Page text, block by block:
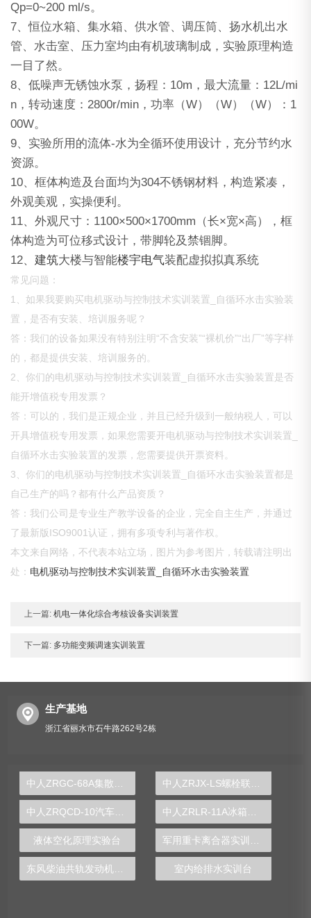
Qp=0~200 ml/s。
7、恒位水箱、集水箱、供水管、调压筒、扬水机出水
管、水击室、压力室均由有机玻璃制成，实验原理构造
一目了然。
8、低噪声无锈蚀水泵，扬程：10m，最大流量：12L/mi
n，转动速度：2800r/min，功率（W）（W）（W）：1
00W。
9、实验所用的流体-水为全循环使用设计，充分节约水
资源。
10、框体构造及台面均为304不锈钢材料，构造紧凑，
外观美观，实操便利。
11、外观尺寸：1100×500×1700mm（长×宽×高），框
体构造为可位移式设计，带脚轮及禁锢脚。
12、建筑大楼与智能楼宇电气装配虚拟拟真系统
常见问题：
1、如果我要购买电机驱动与控制技术实训装置_自循环水击实验装
置，是否有安装、培训服务呢？
答：我们的设备如果没有特别注明“不含安装”“裸机价”“出厂”等字样
的，都是提供安装、培训服务的。
2、你们的电机驱动与控制技术实训装置_自循环水击实验装置是否
能开增值税专用发票？
答：可以的，我们是正规企业，并且已经升级到一般纳税人，可以
开具增值税专用发票，如果您需要开电机驱动与控制技术实训装置_
自循环水击实验装置的发票，您需要提供开票资料。
3、你们的电机驱动与控制技术实训装置_自循环水击实验装置都是
自己生产的吗？都有什么产品资质？
答：我们公司是专业生产教学设备的企业，完全自主生产，并通过
了最新版ISO9001认证，拥有多项专利与著作权。
本文来自网络，不代表本站立场，图片为参考图片，转载请注明出
处： 电机驱动与控制技术实训装置_自循环水击实验装置
上一篇: 机电一体化综合考核设备实训装置
下一篇: 多功能变频调速实训装置
生产基地
浙江省丽水市石牛路262号2栋
液体空化原理实验台
室内给排水实训台